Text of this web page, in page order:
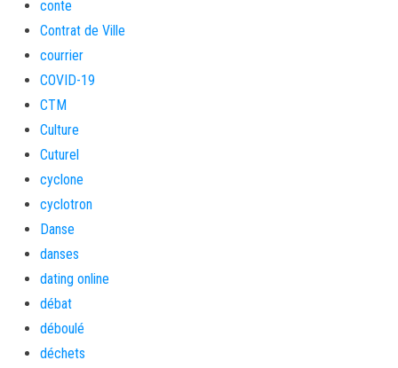
conte
Contrat de Ville
courrier
COVID-19
CTM
Culture
Cuturel
cyclone
cyclotron
Danse
danses
dating online
débat
déboulé
déchets